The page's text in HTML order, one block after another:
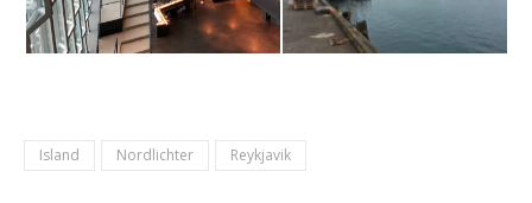
Island Nordlichter Reykjavik